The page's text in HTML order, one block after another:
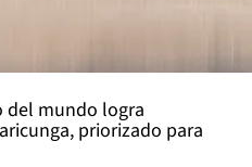
del mundo logra
priorizado para